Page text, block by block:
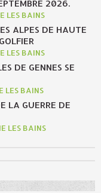
2026.
LES BAINS
ALPES DE HAUTE
LES BAINS
DE GENNES SE
LES BAINS
LA GUERRE DE
LES BAINS